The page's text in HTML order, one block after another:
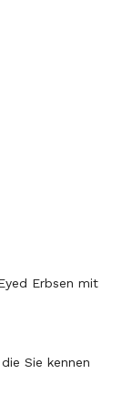
Erbsen mit
Sie kennen